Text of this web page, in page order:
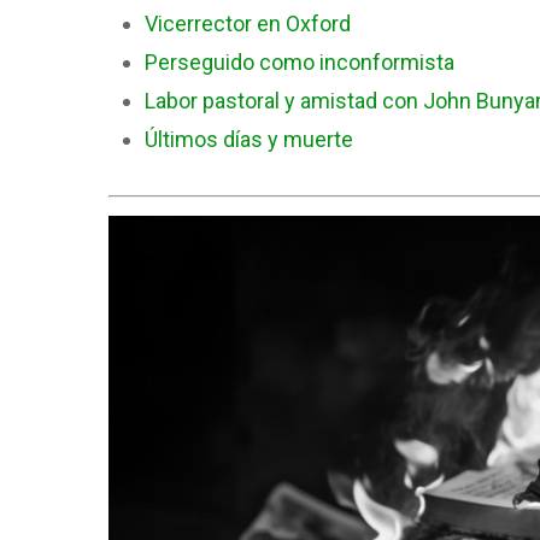
Vicerrector en Oxford
Perseguido como inconformista
Labor pastoral y amistad con John
Últimos días y muerte